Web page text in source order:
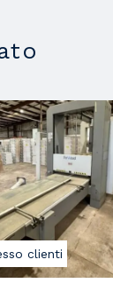
clienti